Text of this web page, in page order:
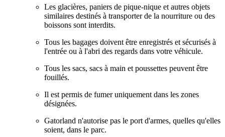
Les glacières, paniers de pique-nique et autres objets
similaires destinés à transporter de la nourriture ou des
boissons sont interdits.
Tous les bagages doivent être enregistrés et sécurisés à
l'entrée ou à l'abri des regards dans votre véhicule.
Tous les sacs, sacs à main et poussettes peuvent être
fouillés.
Il est permis de fumer uniquement dans les zones
désignées.
Gatorland n'autorise pas le port d'armes, quelles qu'elles
soient, dans le parc.